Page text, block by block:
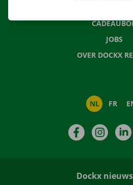
JOBS
OVER DOCKX
NL FR
Facebook
Dockx